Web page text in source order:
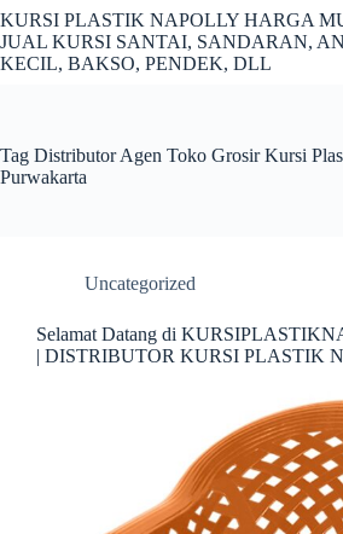
Skip
to
content
KURSI PLASTIK NAPOLLY HARGA
JUAL KURSI SANTAI, SANDARAN,
KECIL, BAKSO, PENDEK, DLL
Tag Distributor Agen Toko Grosir Kursi
Purwakarta
Uncategorized
Selamat Datang di
| DISTRIBUTOR KURSI PLASTIK